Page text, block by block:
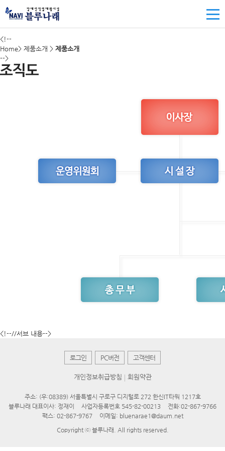
<!--
Home> 제품소개 > 제품소개
-->
<!--//서브 내용-->
로그인 PC버전 고객센터
개인정보취급방침 회원약관
주소: (우:08389) 서울특별시 구로구 디지털로 272 한신IT타워 1217호
블루나래 대표이사: 정재이
사업자등록번호 545-82-00213 전화:02-867-9766
팩스: 02-867-9767
이메일: bluenarae1@daum.net
Copyright ⓒ블루나래 . All rights reserved.